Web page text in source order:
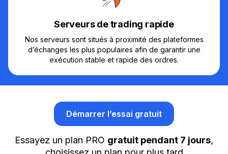
Serveurs de trading rapide
Nos serveurs sont situés à proximité des plateformes
d’échanges les plus populaires afin de garantir une
exécution stable et rapide des ordres.
Démarrer l’essai gratuit
Essayez un plan PRO gratuit pendant 7 jours,